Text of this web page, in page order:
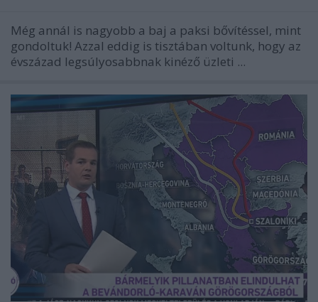
Még annál is nagyobb a baj a paksi bővítéssel, mint
gondoltuk! Azzal eddig is tisztában voltunk, hogy az
évszázad legsúlyosabbnak kinéző üzleti ...